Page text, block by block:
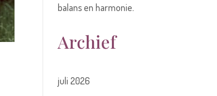
balans en harmonie.
Archief
juli 2026